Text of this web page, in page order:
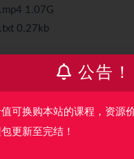
1.07G
0.27kb
公告！
可换购本站的课程，资源
更新至完结！